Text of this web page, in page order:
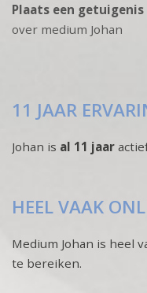
Plaats een getuigenis
over medium Johan
11 JAAR
Johan is al 11 jaar
HEEL VAAK
Medium Johan is heel
te bereiken.